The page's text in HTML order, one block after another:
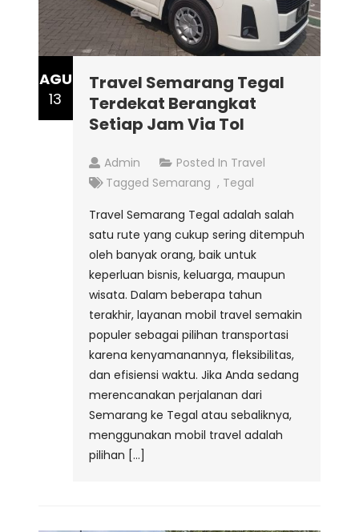
AGU
13
Travel Semarang Tegal
Terdekat Berangkat
Setiap Jam Via Tol
Admin Posted In Travel
Tagged Semarang , Tegal
Travel Semarang Tegal adalah salah
satu rute yang cukup sering ditempuh
oleh banyak orang, baik untuk
keperluan bisnis, keluarga, maupun
wisata. Dalam beberapa tahun
terakhir, layanan mobil travel semakin
populer sebagai pilihan transportasi
karena kenyamanannya, fleksibilitas,
dan efisiensi waktu. Jika Anda sedang
merencanakan perjalanan dari
Semarang ke Tegal atau sebaliknya,
menggunakan mobil travel adalah
pilihan […]